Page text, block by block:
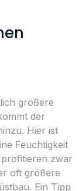
größere
der
Hier ist
Feuchtigkeit
zwar
oft größere
Ein Tipp